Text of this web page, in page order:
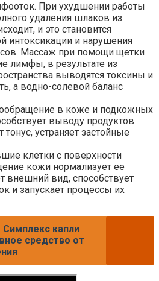
При ухудшении работы
удаления шлаков из
и это становится
интоксикации и нарушения
Массаж при помощи щетки
лимфы, в результате из
выводятся токсины и
а водно-солевой баланс
в коже и подкожных
выводу продуктов
устраняет застойные
клетки с поверхности
кожи нормализует ее
внешний вид, способствует
и запускает процессы их
Симплекс капли
средство от